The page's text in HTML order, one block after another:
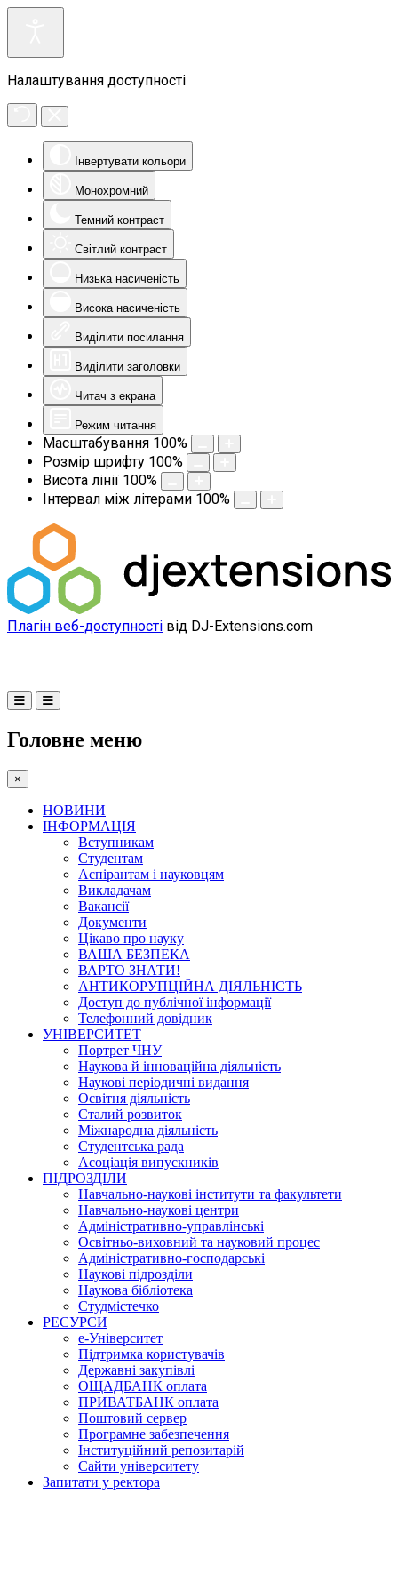
Налаштування доступності
Інвертувати кольори
Монохромний
Темний контраст
Світлий контраст
Низька насиченість
Висока насиченість
Виділити посилання
Виділити заголовки
Читач з екрана
Режим читання
Масштабування 100%
Розмір шрифту 100%
Висота лінії 100%
Інтервал між літерами 100%
Плагін веб-доступності від DJ-Extensions.com
Головне меню
×
НОВИНИ
ІНФОРМАЦІЯ
Вступникам
Студентам
Аспірантам і науковцям
Викладачам
Вакансії
Документи
Цікаво про науку
ВАША БЕЗПЕКА
ВАРТО ЗНАТИ!
АНТИКОРУПЦІЙНА ДІЯЛЬНІСТЬ
Доступ до публічної інформації
Телефонний довідник
УНІВЕРСИТЕТ
Портрет ЧНУ
Наукова й інноваційна діяльність
Наукові періодичні видання
Освітня діяльність
Сталий розвиток
Міжнародна діяльність
Студентська рада
Асоціація випускників
ПІДРОЗДІЛИ
Навчально-наукові інститути та факультети
Навчально-наукові центри
Адміністративно-управлінські
Освітньо-виховний та науковий процес
Адміністративно-господарські
Наукові підрозділи
Наукова бібліотека
Студмістечко
РЕСУРСИ
е-Університет
Підтримка користувачів
Державні закупівлі
ОЩАДБАНК оплата
ПРИВАТБАНК оплата
Поштовий сервер
Програмне забезпечення
Інституційний репозитарій
Сайти університету
Запитати у ректора